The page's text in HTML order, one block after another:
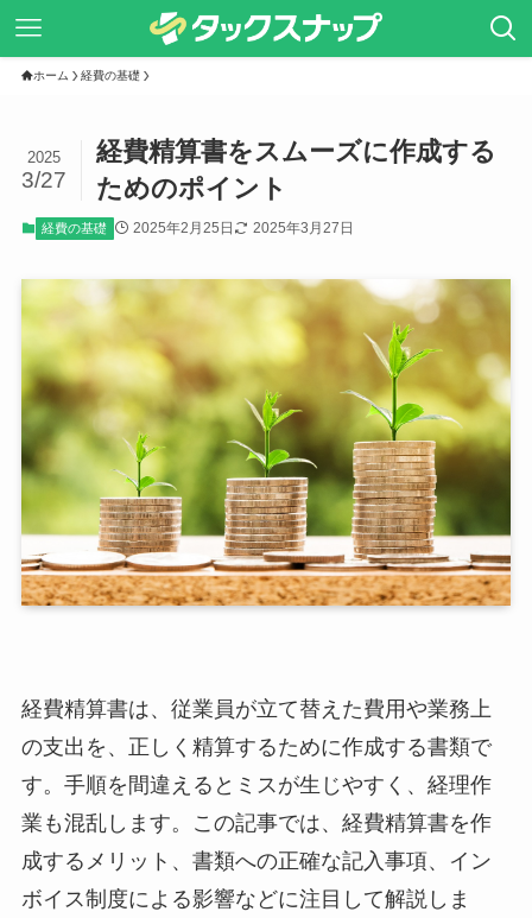
ホーム 経費の基礎
経費精算書をスムーズに作成する
ためのポイント
2025
3/27
経費の基礎 2025年2月25日 2025年3月27日
経費精算書は、従業員が立て替えた費用や業務上
の支出を、正しく精算するために作成する書類で
す。手順を間違えるとミスが生じやすく、経理作
業も混乱します。この記事では、経費精算書を作
成するメリット、書類への正確な記入事項、イン
ボイス制度による影響などに注目して解説しま